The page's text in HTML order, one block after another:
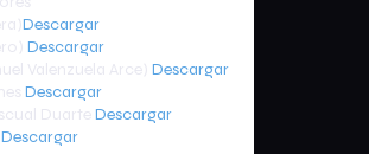
Descargar
Descargar
Descargar
Descargar
Descargar
Descargar